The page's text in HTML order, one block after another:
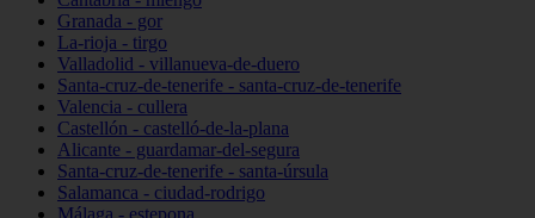
Granada - gor
La-rioja - tirgo
Valladolid - villanueva-de-duero
Santa-cruz-de-tenerife - santa-cruz-de-tenerife
Valencia - cullera
Castellón - castelló-de-la-plana
Alicante - guardamar-del-segura
Santa-cruz-de-tenerife - santa-úrsula
Salamanca - ciudad-rodrigo
Málaga - estepona